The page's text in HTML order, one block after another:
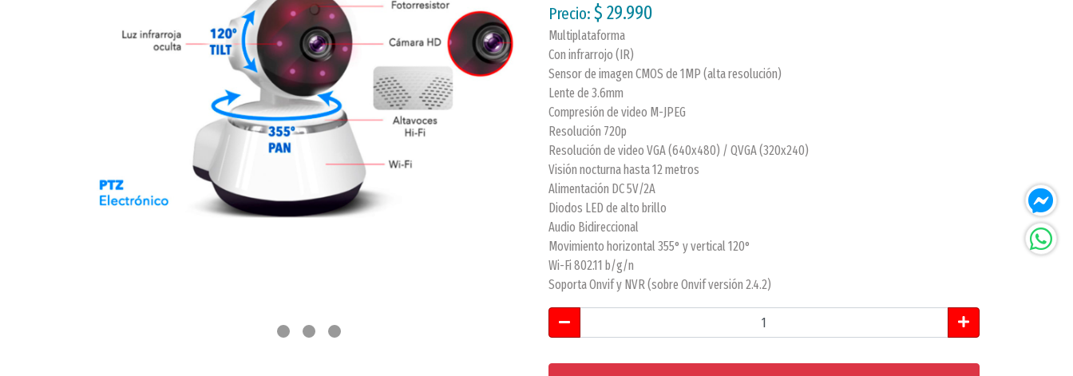
Precio: $ 29.990
Multiplataforma
Con infrarrojo (IR)
Sensor de imagen CMOS de 1MP (alta resolución)
Lente de 3.6mm
Compresión de video M-JPEG
Resolución 720p
Resolución de video VGA (640x480) / QVGA (320x240)
Visión nocturna hasta 12 metros
Alimentación DC 5V/2A
Diodos LED de alto brillo
Audio Bidireccional
Movimiento horizontal 355° y vertical 120°
Wi-Fi 802.11 b/g/n
Soporta Onvif y NVR (sobre Onvif versión 2.4.2)